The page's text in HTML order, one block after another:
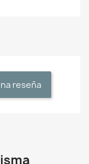
reseña